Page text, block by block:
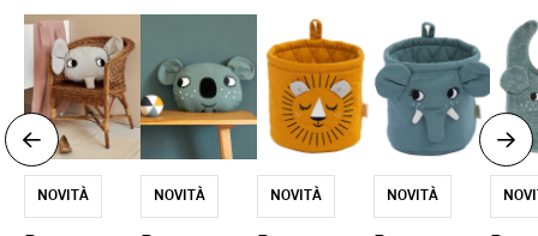
NOVITÀ NOVITÀ NOVITÀ NOVITÀ